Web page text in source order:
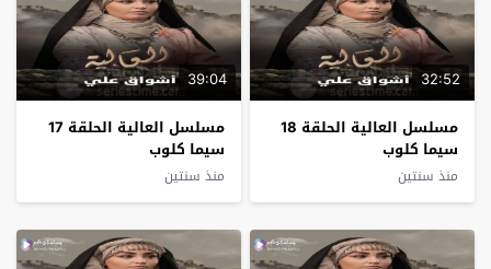
32:52
مسلسل العالية الحلقة 18
سيما كلوب
منذ سنتين
39:04
مسلسل العالية الحلقة 17
سيما كلوب
منذ سنتين